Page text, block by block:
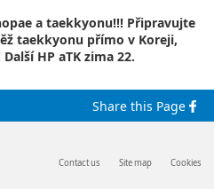
a taekkyonu!!! Připravujte
taekkyonu přímo v Koreji,
HP aTK zima 22.
Share this Page
Contact us Site map Cookies